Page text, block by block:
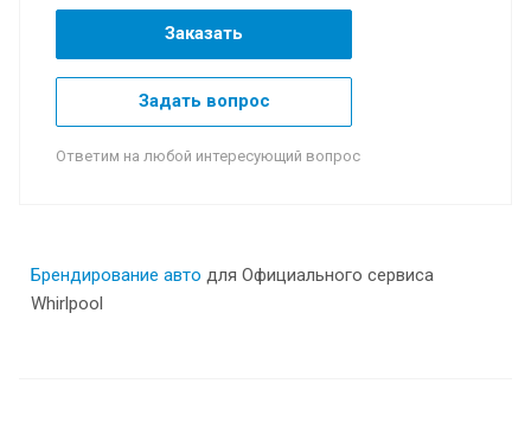
Заказать
Задать вопрос
Ответим на любой интересующий вопрос
Брендирование авто для Официального сервиса
Whirlpool